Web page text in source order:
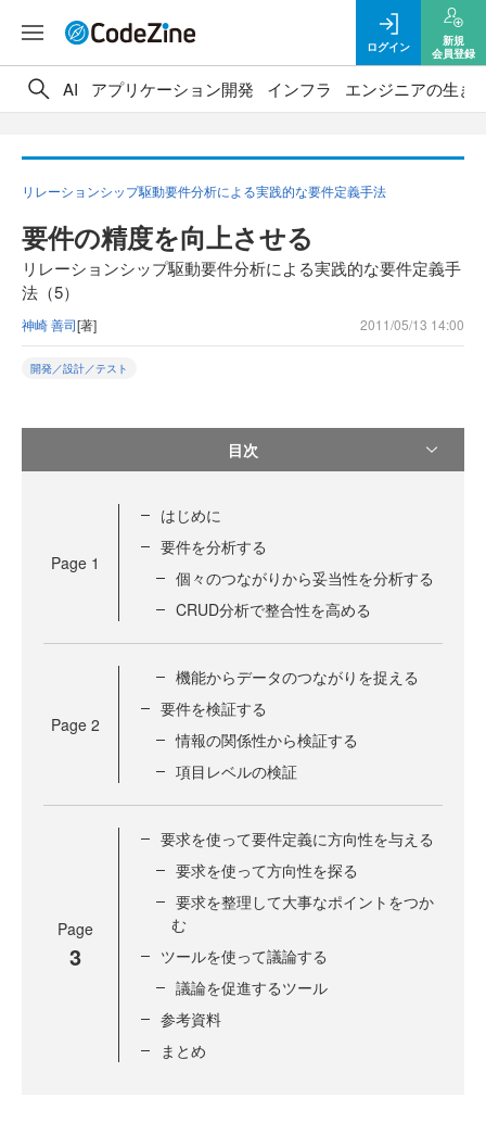
ログイン
新規
会員登録
AI アプリケーション開発 インフラ エンジニアの生き
リレーションシップ駆動要件分析による実践的な要件定義手法
要件の精度を向上させる
リレーションシップ駆動要件分析による実践的な要件定義手
法（5）
神崎 善司[著] 2011/05/13 14:00
開発／設計／テスト
目次
Page 1
はじめに
要件を分析する
個々のつながりから妥当性を分析する
CRUD分析で整合性を高める
Page 2
機能からデータのつながりを捉える
要件を検証する
情報の関係性から検証する
項目レベルの検証
Page
3
要求を使って要件定義に方向性を与える
要求を使って方向性を探る
要求を整理して大事なポイントをつか
む
ツールを使って議論する
議論を促進するツール
参考資料
まとめ